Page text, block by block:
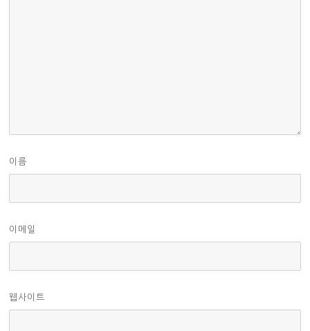
이름
이메일
웹사이트